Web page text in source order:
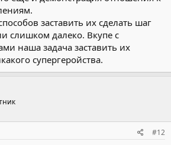
заставить их сделать шаг
слишком далеко. Вкупе с
наша задача заставить их
супергеройства.
#12